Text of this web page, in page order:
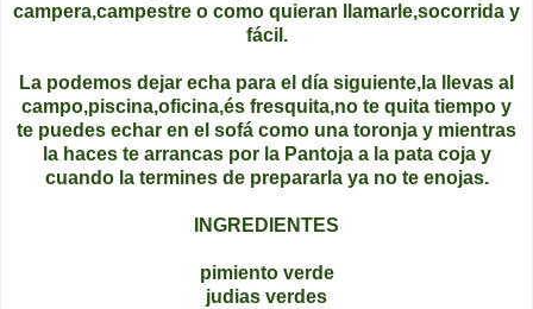
campera,campestre o como quieran llamarle,socorrida y
fácil.
La podemos dejar echa para el día siguiente,la llevas al
campo,piscina,oficina,és fresquita,no te quita tiempo y
te puedes echar en el sofá como una toronja y mientras
la haces te arrancas por la Pantoja a la pata coja y
cuando la termines de prepararla ya no te enojas.
INGREDIENTES
pimiento verde
judias verdes